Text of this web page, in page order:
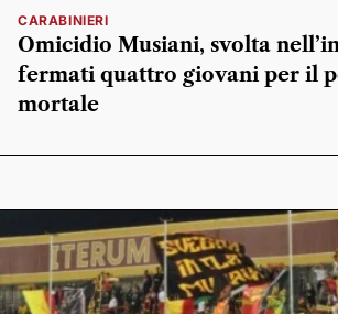
CARABINIERI
Omicidio Musiani, svolta
fermati quattro giovani per il
mortale